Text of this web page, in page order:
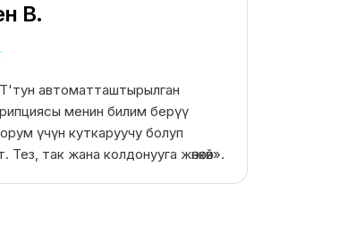
В.
автоматташтырылган
менин билим берүү
үчүн куткаруучу болуп
Тез, так жана колдонууга жөнөкөй».